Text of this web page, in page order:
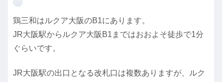
鶏三和はルクア大阪のB1にあります。
JR大阪駅からルクア大阪B1まではおおよそ徒歩で1分
ぐらいです。
JR大阪駅の出口となる改札口は複数ありますが、ルク